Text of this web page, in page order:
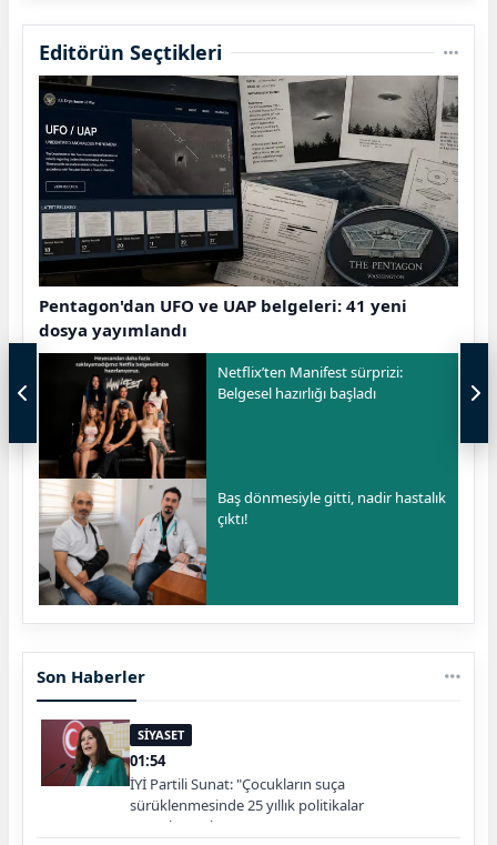
Editörün Seçtikleri
Pentagon'dan UFO ve UAP belgeleri: 41 yeni
dosya yayımlandı
Netflix’ten Manifest sürprizi:
Belgesel hazırlığı başladı
Baş dönmesiyle gitti, nadir hastalık
çıktı!
Son Haberler
SİYASET
01:54
İYİ Partili Sunat: "Çocukların suça
sürüklenmesinde 25 yıllık politikalar
sorgulanmalı"